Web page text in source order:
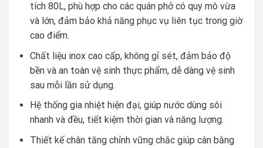
tích 80L, phù hợp cho các quán phở có quy mô vừa
và lớn, đảm bảo khả năng phục vụ liên tục trong giờ
cao điểm.
Chất liệu inox cao cấp, không gỉ sét, đảm bảo độ
bền và an toàn vệ sinh thực phẩm, dễ dàng vệ sinh
sau mỗi lần sử dụng.
Hệ thống gia nhiệt hiện đại, giúp nước dùng sôi
nhanh và đều, tiết kiệm thời gian và năng lượng.
Thiết kế chân tăng chỉnh vững chắc giúp cân bằng